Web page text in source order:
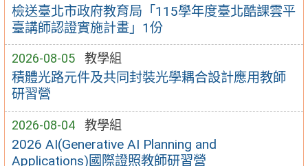
檢送臺北市政府教育局「115學年度臺北酷課雲平
臺講師認證實施計畫」1份
2026-08-05 教學組
積體光路元件及共同封裝光學耦合設計應用教師
研習營
2026-08-04 教學組
2026 AI(Generative AI Planning and
Applications)國際證照教師研習營